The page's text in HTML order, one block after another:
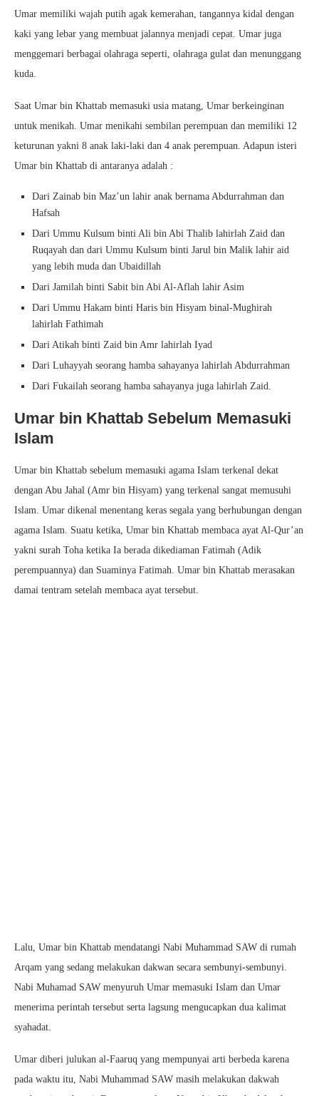
Umar memiliki wajah putih agak kemerahan, tangannya kidal dengan
kaki yang lebar yang membuat jalannya menjadi cepat. Umar juga
menggemari berbagai olahraga seperti, olahraga gulat dan menunggang
kuda.
Saat Umar bin Khattab memasuki usia matang, Umar berkeinginan
untuk menikah. Umar menikahi sembilan perempuan dan memiliki 12
keturunan yakni 8 anak laki-laki dan 4 anak perempuan. Adapun isteri
Umar bin Khattab di antaranya adalah :
Dari Zainab bin Maz’un lahir anak bernama Abdurrahman dan
Hafsah
Dari Ummu Kulsum binti Ali bin Abi Thalib lahirlah Zaid dan
Ruqayah dan dari Ummu Kulsum binti Jarul bin Malik lahir aid
yang lebih muda dan Ubaidillah
Dari Jamilah binti Sabit bin Abi Al-Aflah lahir Asim
Dari Ummu Hakam binti Haris bin Hisyam binal-Mughirah
lahirlah Fathimah
Dari Atikah binti Zaid bin Amr lahirlah Iyad
Dari Luhayyah seorang hamba sahayanya lahirlah Abdurrahman
Dari Fukailah seorang hamba sahayanya juga lahirlah Zaid.
Umar bin Khattab Sebelum Memasuki
Islam
Umar bin Khattab sebelum memasuki agama Islam terkenal dekat
dengan Abu Jahal (Amr bin Hisyam) yang terkenal sangat memusuhi
Islam. Umar dikenal menentang keras segala yang berhubungan dengan
agama Islam. Suatu ketika, Umar bin Khattab membaca ayat Al-Qur’an
yakni surah Toha ketika Ia berada dikediaman Fatimah (Adik
perempuannya) dan Suaminya Fatimah. Umar bin Khattab merasakan
damai tentram setelah membaca ayat tersebut.
Lalu, Umar bin Khattab mendatangi Nabi Muhammad SAW di rumah
Arqam yang sedang melakukan dakwan secara sembunyi-sembunyi.
Nabi Muhamad SAW menyuruh Umar memasuki Islam dan Umar
menerima perintah tersebut serta lagsung mengucapkan dua kalimat
syahadat.
Umar diberi julukan al-Faaruq yang mempunyai arti berbeda karena
pada waktu itu, Nabi Muhammad SAW masih melakukan dakwah